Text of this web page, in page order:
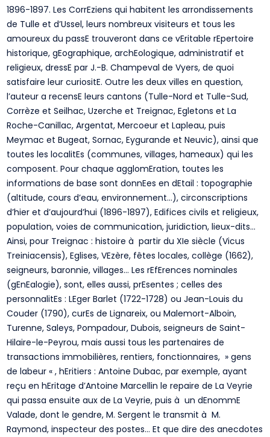
1896-1897. Les CorrEziens qui habitent les arrondissements
de Tulle et d’Ussel, leurs nombreux visiteurs et tous les
amoureux du passE trouveront dans ce vEritable rEpertoire
historique, gEographique, archEologique, administratif et
religieux, dressE par J.-B. Champeval de Vyers, de quoi
satisfaire leur curiositE. Outre les deux villes en question,
l’auteur a recensE leurs cantons (Tulle-Nord et Tulle-Sud,
Corrèze et Seilhac, Uzerche et Treignac, Egletons et La
Roche-Canillac, Argentat, Mercoeur et Lapleau, puis
Meymac et Bugeat, Sornac, Eygurande et Neuvic), ainsi que
toutes les localitEs (communes, villages, hameaux) qui les
composent. Pour chaque agglomEration, toutes les
informations de base sont donnEes en dEtail : topographie
(altitude, cours d’eau, environnement…), circonscriptions
d’hier et d’aujourd’hui (1896-1897), Edifices civils et religieux,
population, voies de communication, juridiction, lieux-dits…
Ainsi, pour Treignac : histoire à partir du XIe siècle (Vicus
Treiniacensis), Eglises, VEzère, fêtes locales, collège (1662),
seigneurs, baronnie, villages… Les rEfErences nominales
(gEnEalogie), sont, elles aussi, prEsentes ; celles des
personnalitEs : LEger Barlet (1722-1728) ou Jean-Louis du
Couder (1790), curEs de Lignareix, ou Malemort-Alboin,
Turenne, Saleys, Pompadour, Dubois, seigneurs de Saint-
Hilaire-le-Peyrou, mais aussi tous les partenaires de
transactions immobilières, rentiers, fonctionnaires, » gens
de labeur « , hEritiers : Antoine Dubac, par exemple, ayant
reçu en hEritage d’Antoine Marcellin le repaire de La Veyrie
qui passa ensuite aux de La Veyrie, puis à un dEnommE
Valade, dont le gendre, M. Sergent le transmit à M.
Raymond, inspecteur des postes… Et que dire des anecdotes